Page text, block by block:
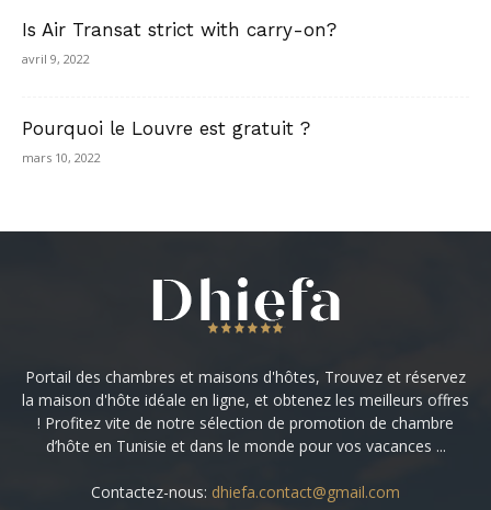
Is Air Transat strict with carry-on?
avril 9, 2022
Pourquoi le Louvre est gratuit ?
mars 10, 2022
Portail des chambres et maisons d'hôtes, Trouvez et réservez
la maison d'hôte idéale en ligne, et obtenez les meilleurs offres
! Profitez vite de notre sélection de promotion de chambre
d’hôte en Tunisie et dans le monde pour vos vacances ...
Contactez-nous: dhiefa.contact@gmail.com